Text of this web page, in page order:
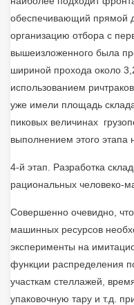
обеспечивающий прямой
организацию отбора с
вышеизложенного была
шириной прохода около
использованием
уже имели площадь
пиковых величинах
выполнением этого этапа
4-й этап. Разработка
рациональных человеко-
Совершенно очевидно,
машинных ресурсов
эксперименты на
функции распределения
участкам стеллажей,
упаковочную тару и т.д.